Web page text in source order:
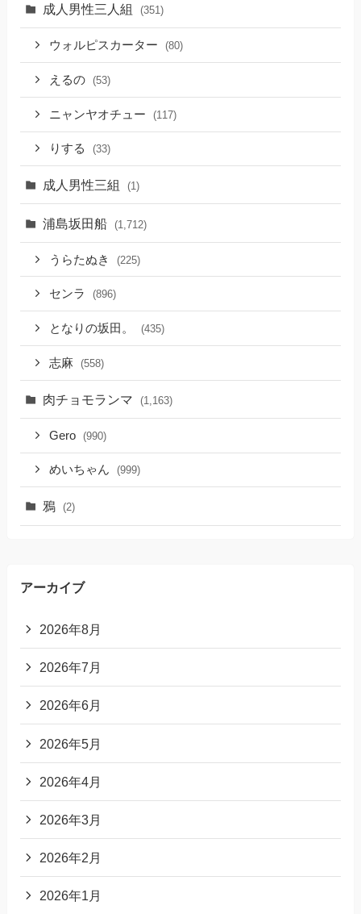
成人男性三人組 (351)
ウォルピスカーター (80)
えるの (53)
ニャンヤオチュー (117)
りする (33)
成人男性三組 (1)
浦島坂田船 (1,712)
うらたぬき (225)
センラ (896)
となりの坂田。 (435)
志麻 (558)
肉チョモランマ (1,163)
Gero (990)
めいちゃん (999)
鴉 (2)
アーカイブ
2026年8月
2026年7月
2026年6月
2026年5月
2026年4月
2026年3月
2026年2月
2026年1月